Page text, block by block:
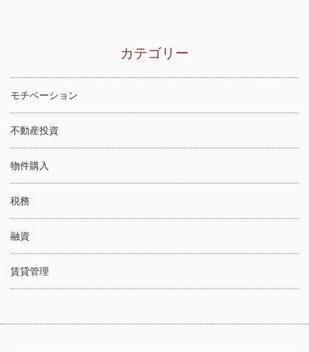
カテゴリー
モチベーション
不動産投資
物件購入
税務
融資
賃貸管理